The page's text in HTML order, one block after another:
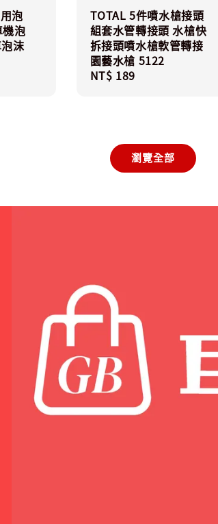
泡
泡
沫
TOTAL 5件噴水槍接頭
組套水管轉接頭 水槍快
拆接頭噴水槍軟管轉接
園藝水槍 5122
Regular
NT$ 189
瀏覽全部